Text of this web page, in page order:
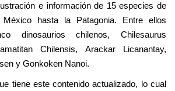
e información de 15 especies de
México hasta la Patagonia. Entre ellos
dinosaurios chilenos, Chilesaurus
Chilensis, Arackar Licanantay,
y Gonkoken Nanoi.
tiene este contenido actualizado, lo cual